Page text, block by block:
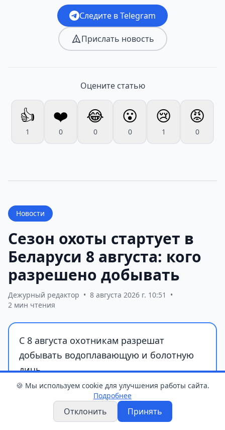
Следите в Telegram
Прислать новость
Оцените статью
👍
1
❤️
0
😂
0
😮
0
😢
1
😡
0
Новости
Сезон охоты стартует в
Беларуси 8 августа: кого
разрешено добывать
Дежурный редактор • 8 августа 2026 г. 10:51
•
2 мин чтения
С 8 августа охотникам разрешат
добывать водоплавающую и болотную
дичь.
🍪 Мы используем cookie для улучшения работы сайта.
Подробнее
Отклонить Принять